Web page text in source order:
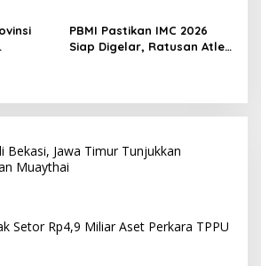
Indonesia
PBMI Pastikan IMC 2026
Siap Digelar, Ratusan Atlet
Bekasi, Jawa Timur Tunjukkan
Muaythai
Setor Rp4,9 Miliar Aset Perkara TPPU